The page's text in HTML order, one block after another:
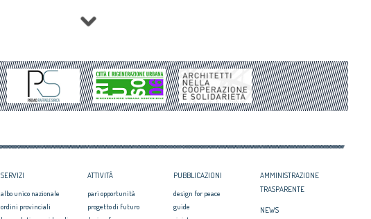
Sisma, dissesto idrogeologico, calamità: è
Premio Raffele Sirica 2025: il CNAPPC e le
politiche a favore dei giovani professionisti
Abitare il Paese. La cultura della domanda:
il focus dell’ottava edizione
d’Europa
alla Conferenza internazionale organizzata
dall’Ordine degli Architetti del Portogallo e
dal CAE
Abitare il Paese: al via l’VIII edizione
Premio UIA 2030: candidature entro il 29
SERVIZI
albo unico nazionale
ordini provinciali
ATTIVITÀ
pari opportunità
progetto di futuro
PUBBLICAZIONI
design for peace
guide
AMMINISTRAZIONE
TRASPARENTE
NEWS